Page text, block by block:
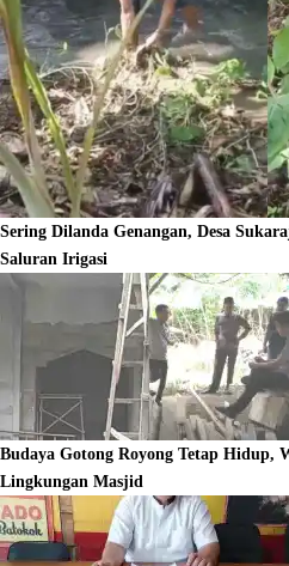
Sering Dilanda Genangan, Desa
Saluran Irigasi
Budaya Gotong Royong Tetap Hidup,
Lingkungan Masjid